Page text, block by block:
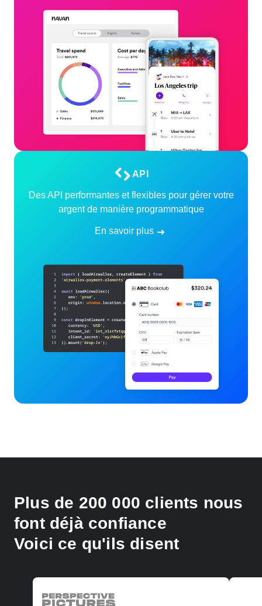
API
Des API performantes et flexibles pour gérer votre
argent de manière programmatique
En savoir plus
Plus de 200 000 clients nous
font déjà confiance
Voici ce qu'ils disent